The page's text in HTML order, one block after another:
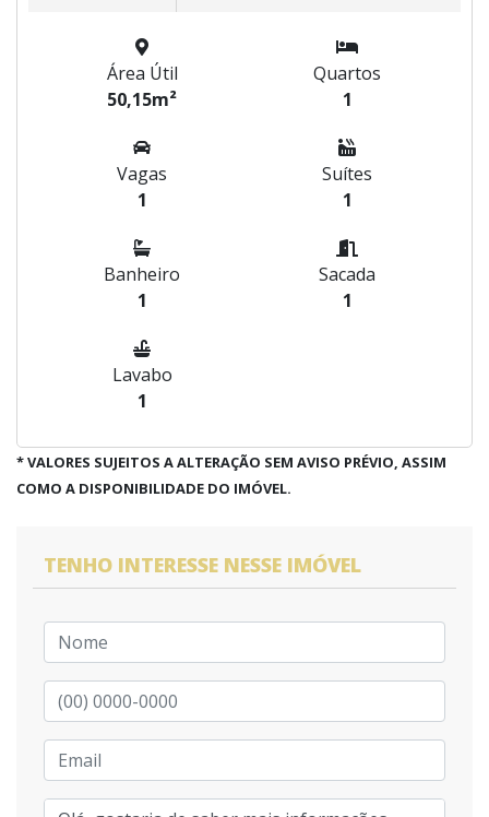
Área Útil
50,15m²
Quartos
1
Vagas
1
Suítes
1
Banheiro
1
Sacada
1
Lavabo
1
* VALORES SUJEITOS A ALTERAÇÃO SEM AVISO PRÉVIO, ASSIM
COMO A DISPONIBILIDADE DO IMÓVEL.
TENHO INTERESSE NESSE IMÓVEL